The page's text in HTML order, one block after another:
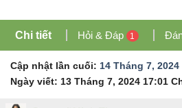
Chi tiết Hỏi & Đáp 1
Cập nhật lần cuối: 14 Tháng 7,
Ngày viết: 13 Tháng 7, 2024 17:01